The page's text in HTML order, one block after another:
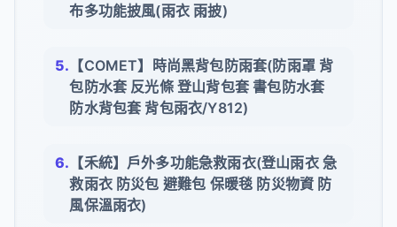
布多功能披風(雨衣 雨披)
【COMET】時尚黑背包防雨套(防雨罩 背
包防水套 反光條 登山背包套 書包防水套
防水背包套 背包雨衣/Y812)
【禾統】戶外多功能急救雨衣(登山雨衣 急
救雨衣 防災包 避難包 保暖毯 防災物資 防
風保溫雨衣)